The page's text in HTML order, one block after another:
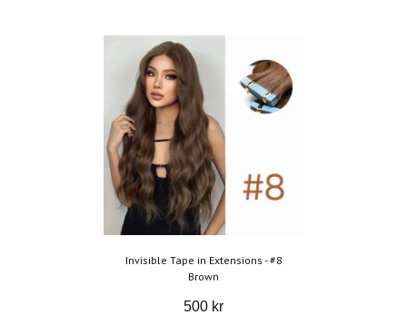
Invisible Tape in Extensions - #8
Brown
500 kr